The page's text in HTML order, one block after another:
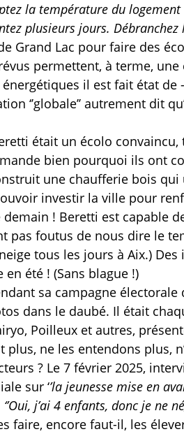
la température du
plusieurs jours. Débranchez
Grand Lac pour faire des
permettent, à terme, une
il est fait état de
‘’globale’’ autrement dit
était un écolo
bien pourquoi ils ont
une chaufferie bois
investir la ville pour
! Beretti est capable
pas foutus de nous dire le
tous les jours à Aix.)
été ! (Sans blague !)
sa campagne électorale
dans le daubé. Il était
Poilleux et autres,
plus, ne les entendons plus,
? Le 7 février 2025,
sur ‘’la jeunesse mise en
‘’Oui, j’ai 4 enfants, donc je ne
faire, encore faut-il, les